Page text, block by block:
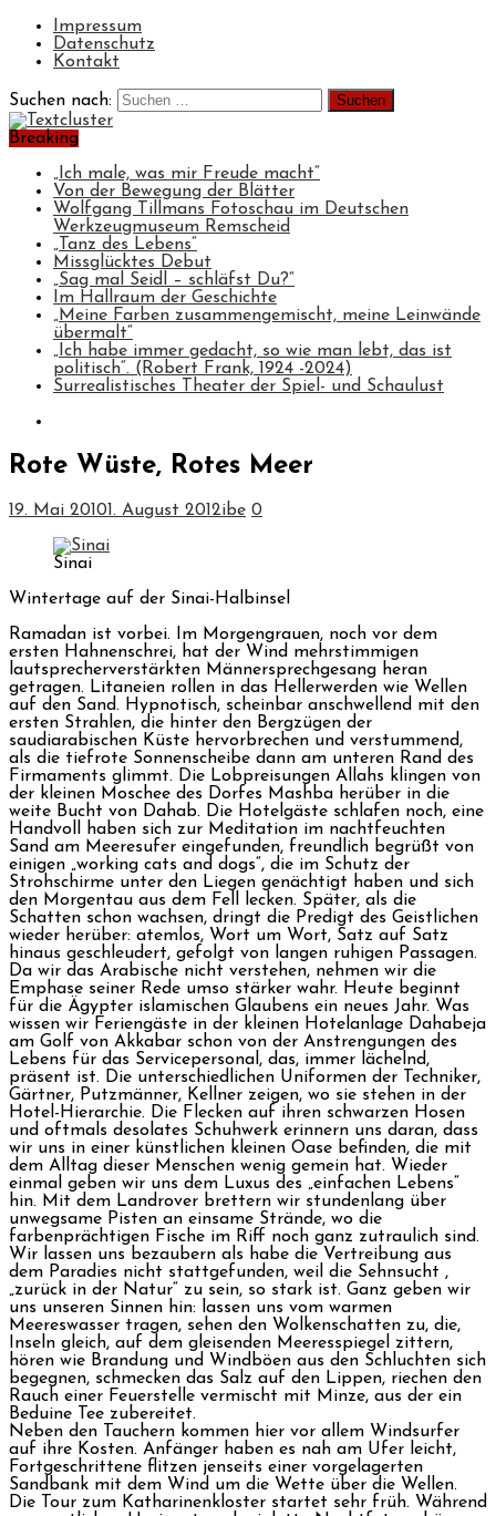
Impressum
Datenschutz
Kontakt
Suchen nach:
Breaking
„Ich male, was mir Freude macht“
Von der Bewegung der Blätter
Wolfgang Tillmans Fotoschau im Deutschen
Werkzeugmuseum Remscheid
„Tanz des Lebens“
Missglücktes Debut
„Sag mal Seidl – schläfst Du?“
Im Hallraum der Geschichte
„Meine Farben zusammengemischt, meine Leinwände
übermalt“
„Ich habe immer gedacht, so wie man lebt, das ist
politisch“. (Robert Frank, 1924 -2024)
Surrealistisches Theater der Spiel- und Schaulust
Rote Wüste, Rotes Meer
19. Mai 20101. August 2012ibe 0
Sinai
Wintertage auf der Sinai-Halbinsel
Ramadan ist vorbei. Im Morgengrauen, noch vor dem
ersten Hahnenschrei, hat der Wind mehrstimmigen
lautsprecherverstärkten Männersprechgesang heran
getragen. Litaneien rollen in das Hellerwerden wie Wellen
auf den Sand. Hypnotisch, scheinbar anschwellend mit den
ersten Strahlen, die hinter den Bergzügen der
saudiarabischen Küste hervorbrechen und verstummend,
als die tiefrote Sonnenscheibe dann am unteren Rand des
Firmaments glimmt. Die Lobpreisungen Allahs klingen von
der kleinen Moschee des Dorfes Mashba herüber in die
weite Bucht von Dahab. Die Hotelgäste schlafen noch, eine
Handvoll haben sich zur Meditation im nachtfeuchten
Sand am Meeresufer eingefunden, freundlich begrüßt von
einigen „working cats and dogs“, die im Schutz der
Strohschirme unter den Liegen genächtigt haben und sich
den Morgentau aus dem Fell lecken. Später, als die
Schatten schon wachsen, dringt die Predigt des Geistlichen
wieder herüber: atemlos, Wort um Wort, Satz auf Satz
hinaus geschleudert, gefolgt von langen ruhigen Passagen.
Da wir das Arabische nicht verstehen, nehmen wir die
Emphase seiner Rede umso stärker wahr. Heute beginnt
für die Ägypter islamischen Glaubens ein neues Jahr. Was
wissen wir Feriengäste in der kleinen Hotelanlage Dahabeja
am Golf von Akkabar schon von der Anstrengungen des
Lebens für das Servicepersonal, das, immer lächelnd,
präsent ist. Die unterschiedlichen Uniformen der Techniker,
Gärtner, Putzmänner, Kellner zeigen, wo sie stehen in der
Hotel-Hierarchie. Die Flecken auf ihren schwarzen Hosen
und oftmals desolates Schuhwerk erinnern uns daran, dass
wir uns in einer künstlichen kleinen Oase befinden, die mit
dem Alltag dieser Menschen wenig gemein hat. Wieder
einmal geben wir uns dem Luxus des „einfachen Lebens“
hin. Mit dem Landrover brettern wir stundenlang über
unwegsame Pisten an einsame Strände, wo die
farbenprächtigen Fische im Riff noch ganz zutraulich sind.
Wir lassen uns bezaubern als habe die Vertreibung aus
dem Paradies nicht stattgefunden, weil die Sehnsucht ,
„zurück in der Natur“ zu sein, so stark ist. Ganz geben wir
uns unseren Sinnen hin: lassen uns vom warmen
Meereswasser tragen, sehen den Wolkenschatten zu, die,
Inseln gleich, auf dem gleisenden Meeresspiegel zittern,
hören wie Brandung und Windböen aus den Schluchten sich
begegnen, schmecken das Salz auf den Lippen, riechen den
Rauch einer Feuerstelle vermischt mit Minze, aus der ein
Beduine Tee zubereitet.
Neben den Tauchern kommen hier vor allem Windsurfer
auf ihre Kosten. Anfänger haben es nah am Ufer leicht,
Fortgeschrittene flitzen jenseits einer vorgelagerten
Sandbank mit dem Wind um die Wette über die Wellen.
Die Tour zum Katharinenkloster startet sehr früh. Während